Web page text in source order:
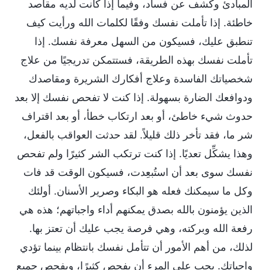
المبادئ وكشف عن فساد، وفيما إذا كانت لديه مقاصد
خاطئة. إذا تأملت نفسك وفقًا لكلمات الله ورأيت كيف
تنطبق عليك، فسيكون من السهل معرفة نفسك. إذا
تأملت نفسك بهذه الطريقة، فستتمكن تدريجيًا من علاج
شخصياتك الفاسدة وعلاج أفكارك الشريرة ومقاصدك
ودوافعك الضارة بسهولة. إذا كنت لا تفحص نفسك إلا بعد
حدوث شيء خاطئ، أو بعد ارتكاب خطأ، أو بعد اقتراف
شر ما، فقد تأخر ذلك قليلاً. لقد حدثت العواقب بالفعل،
وهذا يشكِّل تعديًا. إذا كنت ترتكب الشر كثيرًا ولم تفحص
نفسك سوى بعد أن استُبعِدت، فسيكون الوقت قد فات
وكل ما سيمكنك فعله هو البكاء وصرير الأسنان. أولئك
الذين يؤمنون بالله بصدق يمكنهم أداء واجباتهم؛ هذه هي
رفعة الله وبركته، وهي فرصة يجب عليك أن تعتز بها.
لذلك، من أهم الأمور أن تتأمل نفسك بانتظام بينما تؤدي
واجباتك. يجب على المرء أن يفحص كثيرًا، ويفحص جميع